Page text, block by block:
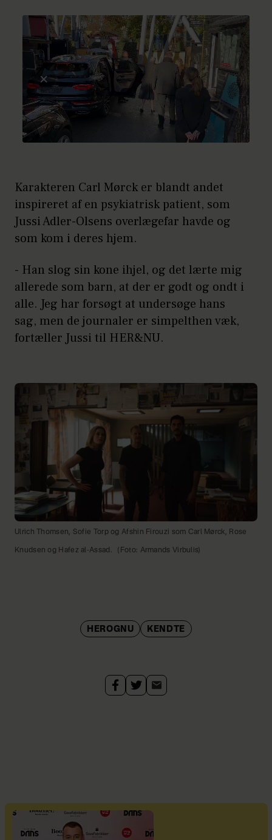
Karakteren Carl Mørck er blandt andet
inspireret af en psykiatrisk patient, som
Jussi Adler-Olsens overlægefar havde og
som kom i deres hjem.
- Han slog sin kone ihjel, og det lærte mig
allerede som barn, at der er godt og ondt i
alle. Jeg har forsøgt at undersøge hans
sag, men de journaler er simpelthen væk,
fortæller Jussi til HER&NU.
Ulrich Thomsen, Sofie Torp og Afshin Firouzi som Carl Mørck, Rose
Knudsen og Hafez al-Assad. (Foto: Armands Virbulis)
HEROGNU KENDTE